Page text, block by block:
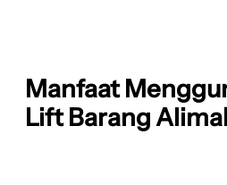
Manfaat
Lift Barang